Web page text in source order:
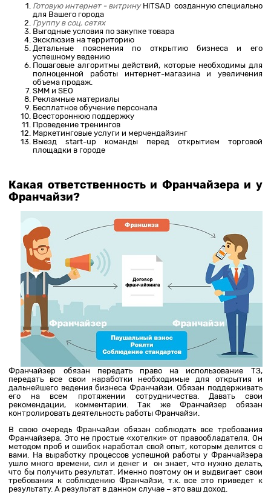
Готовую интернет - витринуHiTSAD созданную специально
для Вашего города
Группу в соц. сетях
Выгодные условия по закупке товара
Эксклюзив на территорию
Детальные пояснения по открытию бизнеса и его
успешному ведению
Пошаговые алгоритмы действий, которые необходимы для
полноценной работы интернет-магазина и увеличения
объема продаж.
SMM и SEO
Рекламные материалы
Бесплатное обучение персонала
Всестороннюю поддержку
Проведение тренингов
Маркетинговые услуги и мерчендайзинг
Выезд start-up команды перед открытием торговой
площадки в городе
Какая ответственность и Франчайзера и у
Франчайзи?
Франчайзер обязан передать право на использование ТЗ,
передать все свои наработки необходимые для открытия и
дальнейшего ведения бизнеса Франчайзи. Обязан поддерживать
его на всем протяжении сотрудничества. Давать свои
рекомендации, комментарии. Так же Франчайзер обязан
контролировать деятельность работы Франчайзи.
В свою очередь Франчайзи обязан соблюдать все требования
Франчайзера. Это не простые «хотелки» от правообладателя. Он
методом проб и ошибок наработал свой опыт, которым делится с
вами. На выработку процессов успешной работы у Франчайзера
ушло много времени, сил и денег и он знает, что нужно делать,
что бы получить результат. Именно поэтому он и выдвигает свои
требования к соблюдению Франчайзи, т.к. все это приведет к
результату. А результат в данном случае – это ваш доход.